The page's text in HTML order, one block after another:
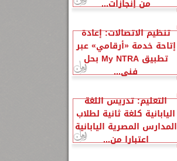
من إنجازات...
تنظيم الاتصالات: إعادة
إتاحة خدمة «أرقامي» عبر
تطبيق My NTRA بحل
فني...
التعليم: تدريس اللغة
اليابانية كلغة ثانية لطلاب
المدارس المصرية اليابانية
اعتبارا من...